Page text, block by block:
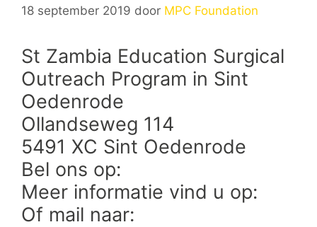
18 september 2019 door MPC Foundation
St Zambia Education Surgical
Outreach Program in Sint
Oedenrode
Ollandseweg 114
5491 XC Sint Oedenrode
Bel ons op:
Meer informatie vind u op:
Of mail naar: